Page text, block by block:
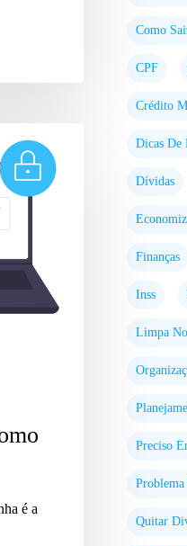
é a
Como
CPF
Crédito
Dicas De
Dívidas
Finanças
Inss
Limpa
Preciso
Quitar